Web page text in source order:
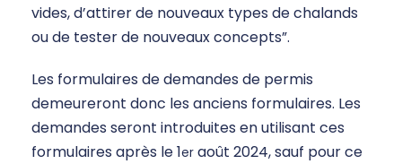
vides, d’attirer de nouveaux types de chalands
ou de tester de nouveaux concepts”.
Les formulaires de demandes de permis
demeureront donc les anciens formulaires. Les
demandes seront introduites en utilisant ces
formulaires après le 1er août 2024, sauf pour ce